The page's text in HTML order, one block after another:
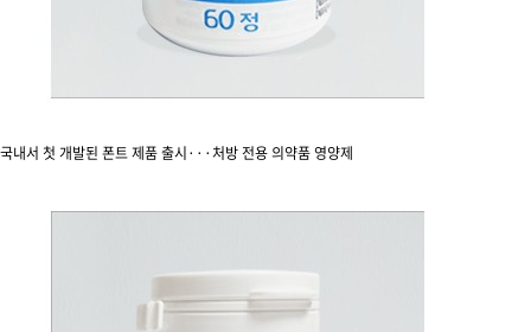
국내서 첫 개발된 폰트 제품 출시···처방 전용 의약품 영양제